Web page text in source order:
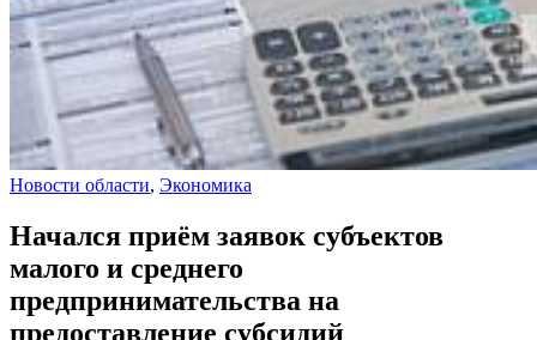
Новости области, Экономика
Начался приём заявок субъектов
малого и среднего
предпринимательства на
предоставление субсидий